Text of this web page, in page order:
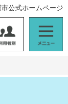
ニ
公式ホームページ